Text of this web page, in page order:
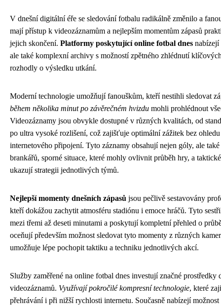
V dnešní digitální éře se sledování fotbalu radikálně změnilo a
mají přístup k videozáznamům a nejlepším momentům zápasů
jejich skončení. Platformy poskytující online fotbal dnes nabízejí
ale také komplexní archivy s možností zpětného zhlédnutí
rozhodly o výsledku utkání.
Moderní technologie umožňují fanouškům, kteří nestihli sledovat
během několika minut po závěrečném hvizdu mohli prohlédnout
Videozáznamy jsou obvykle dostupné v různých kvalitách, od
po ultra vysoké rozlišení, což zajišťuje optimální zážitek bez
internetového připojení. Tyto záznamy obsahují nejen góly, ale
brankářů, sporné situace, které mohly ovlivnit průběh hry, a
ukazují strategii jednotlivých týmů.
Nejlepší momenty dnešních zápasů jsou pečlivě sestavovány
kteří dokážou zachytit atmosféru stadiónu i emoce hráčů. Tyto
mezi třemi až deseti minutami a poskytují kompletní přehled o
oceňují především možnost sledovat tyto momenty z různých
umožňuje lépe pochopit taktiku a techniku jednotlivých akcí.
Služby zaměřené na online fotbal dnes investují značné
videozáznamů. Využívají pokročilé kompresní technologie, které
přehrávání i při nižší rychlosti internetu. Současně nabízejí